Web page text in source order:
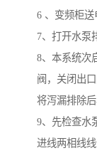
6 、变频柜送
7、打开水泵
8、本系统次
阀，关闭出
将泻漏排除后
9、先检查水
进线两相线